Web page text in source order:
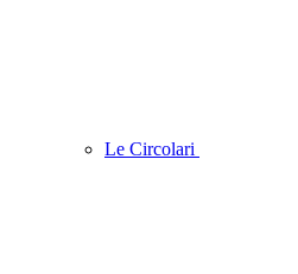
Le Circolari